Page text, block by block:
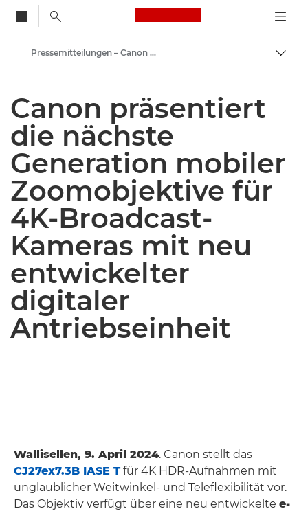
Canon Logo, back
Auf
Newsroom
Pressemitteilungen – Canon Newsroom
Canon präsentiert
die nächste
Generation mobiler
Zoomobjektive für
4K-Broadcast-
Kameras mit neu
entwickelter
digitaler
Antriebseinheit
Wallisellen, 9. April 2024. Canon stellt das
CJ27ex7.3B IASE Tfür 4K HDR-Aufnahmen mit
unglaublicher Weitwinkel- und Teleflexibilität vor.
Das Objektiv verfügt über eine neu entwickelte e-